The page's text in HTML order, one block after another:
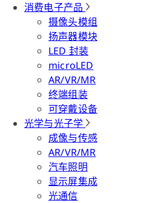
消费电子产品
摄像头模组
扬声器模块
LED 封装
microLED
AR/VR/MR
终端组装
可穿戴设备
光学与光子学
成像与传感
AR/VR/MR
汽车照明
显示屏集成
光通信